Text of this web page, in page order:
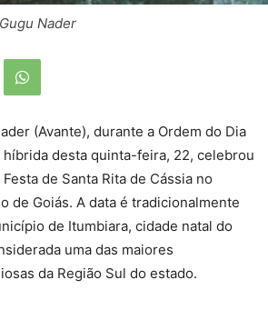
Nader
(Avante), durante a Ordem do Dia
desta quinta-feira, 22, celebrou
de Santa Rita de Cássia no
de Goiás. A data é tradicionalmente
de Itumbiara, cidade natal do
uma das maiores
da Região Sul do estado.